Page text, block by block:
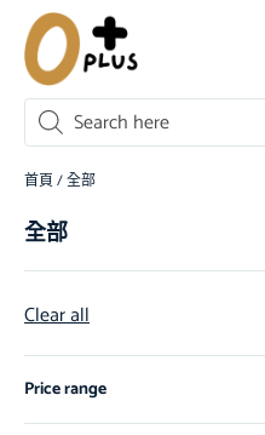
首頁/ 全部
全部
Clear all
Price range